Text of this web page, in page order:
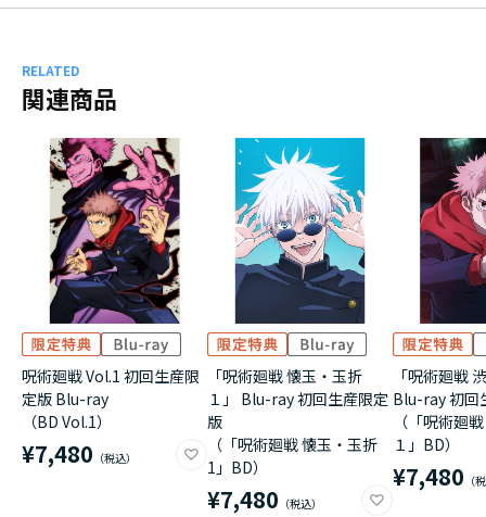
RELATED
関連商品
呪術廻戦 Vol.1 初回生産限
定版 Blu-ray
（BD Vol.1）
¥7,480
「呪術廻戦 懐玉・玉折
１」 Blu-ray 初回生産限定
版
（「呪術廻戦 懐玉・玉折
1」BD）
¥7,480
「呪術廻戦
Blu-ray 初回
（「呪術廻
１」BD）
¥7,480